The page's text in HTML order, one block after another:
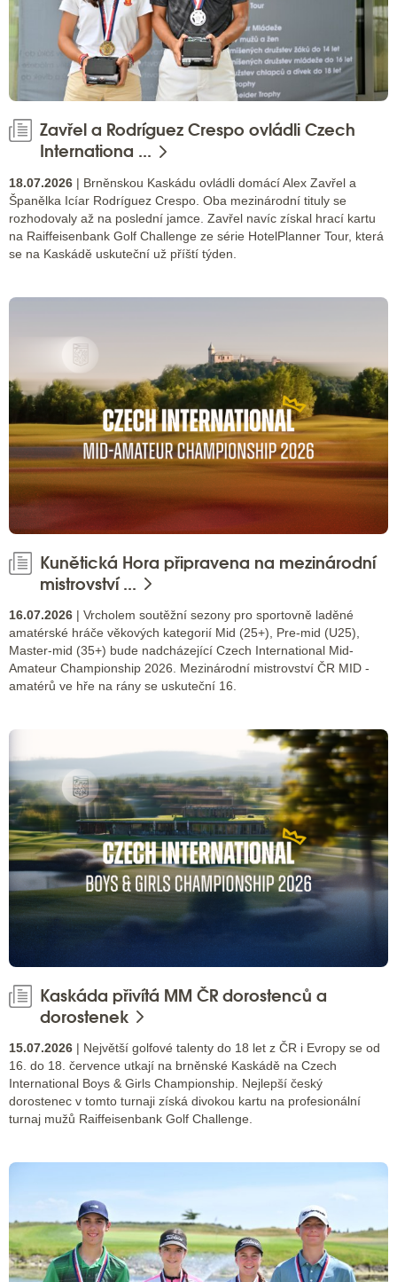
Zavřel a Rodríguez Crespo ovládli Czech
Internationa ...
18.07.2026 | Brněnskou Kaskádu ovládli domácí Alex Zavřel a
Španělka Icíar Rodríguez Crespo. Oba mezinárodní tituly se
rozhodovaly až na poslední jamce. Zavřel navíc získal hrací kartu
na Raiffeisenbank Golf Challenge ze série HotelPlanner Tour, která
se na Kaskádě uskuteční už příští týden.
Kunětická Hora připravena na mezinárodní
mistrovství ...
16.07.2026 | Vrcholem soutěžní sezony pro sportovně laděné
amatérské hráče věkových kategorií Mid (25+), Pre-mid (U25),
Master-mid (35+) bude nadcházející Czech International Mid-
Amateur Championship 2026. Mezinárodní mistrovství ČR MID -
amatérů ve hře na rány se uskuteční 16.
Kaskáda přivítá MM ČR dorostenců a
dorostenek
15.07.2026 | Největší golfové talenty do 18 let z ČR i Evropy se od
16. do 18. července utkají na brněnské Kaskádě na Czech
International Boys & Girls Championship. Nejlepší český
dorostenec v tomto turnaji získá divokou kartu na profesionální
turnaj mužů Raiffeisenbank Golf Challenge.